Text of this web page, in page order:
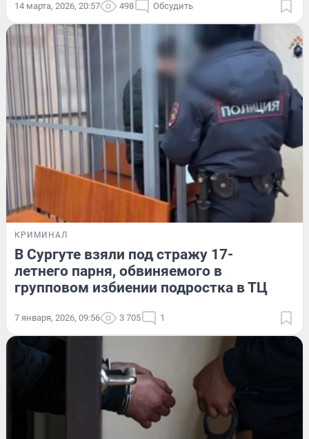
14 марта, 2026, 20:57 498 Обсудить
КРИМИНАЛ
В Сургуте взяли под стражу 17-
летнего парня, обвиняемого в
групповом избиении подростка в ТЦ
7 января, 2026, 09:56 3 705 1